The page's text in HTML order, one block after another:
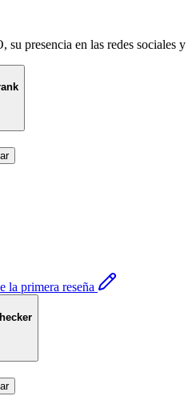
su presencia en las redes sociales
la primera reseña